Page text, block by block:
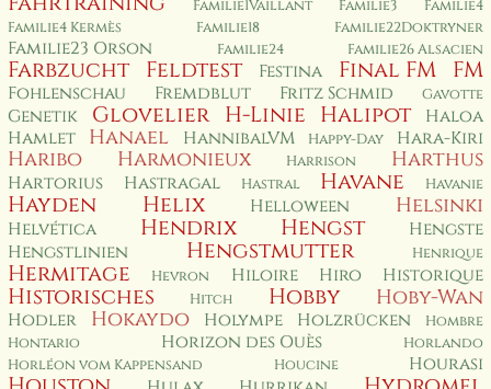
Familie1Vaillant Familie3
Familie4
Familie4 Kermès
Familie18 Familie22Doktryner
Familie23 Orson Familie24 Familie26 Alsacien
Farbzucht Feldtest Festina Final FM FM
Fohlenschau Fremdblut Fritz Schmid Gavotte
Genetik Glovelier H-Linie Halipot
Haloa
Hamlet
Hanael HannibalVM Happy-Day Hara-Kiri
Haribo Harmonieux Harrison Harthus
Hartorius Hastragal Hastral Havane Havanie
Hayden Helix Helloween Helsinki
Helvética Hendrix Hengst
Hengste
Hengstlinien
Hengstmutter Henrique
Hermitage Hevron Hiloire Hiro Historique
Historisches Hitch Hobby Hoby-Wan
Hodler Hokaydo Holympe Holzrücken
Hombre
Hontario
Horizon des Ouès
Horlando
Horléon vom Kappensand
Houcine Hourasi